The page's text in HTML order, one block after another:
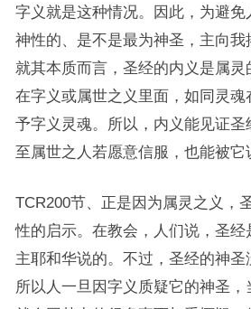
字义就是这种情况。因此，为避免
神性的、是不是最为神圣，主向我
就其本质而言，圣经的内义是属
在字义或属世之义里面，如同灵
予字义灵魂。所以，内义能见证
至属世之人若愿意信服，也能被它
TCR200节、正是因为属灵之义，
性的启示。在教会，人们说，圣经
主耶和华说的。不过，圣经的神圣
所以人一旦因字义质疑它的神圣